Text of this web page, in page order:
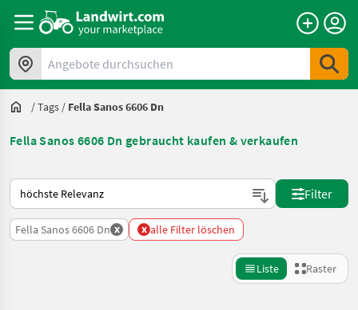
Angebote durchsuchen
/Tags / Fella Sanos 6606 Dn
Fella Sanos 6606 Dn gebraucht kaufen & verkaufen
So wird auf Landwirt.com sortiert
Filter
Fella Sanos 6606 Dn x x alle Filter löschen
Liste Raster